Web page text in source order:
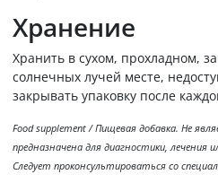
Хранение
Хранить в сухом, прохладном,
солнечных лучей месте,
закрывать упаковку после
Food supplement / Пищевая добавка. Не
предназначена для диагностики, лечения
Следует проконсультироваться со